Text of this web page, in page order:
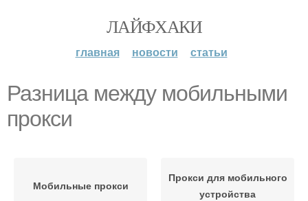
ЛАЙФХАКИ
главная новости статьи
Разница между мобильными
прокси
Мобильные прокси
Прокси для мобильного
устройства